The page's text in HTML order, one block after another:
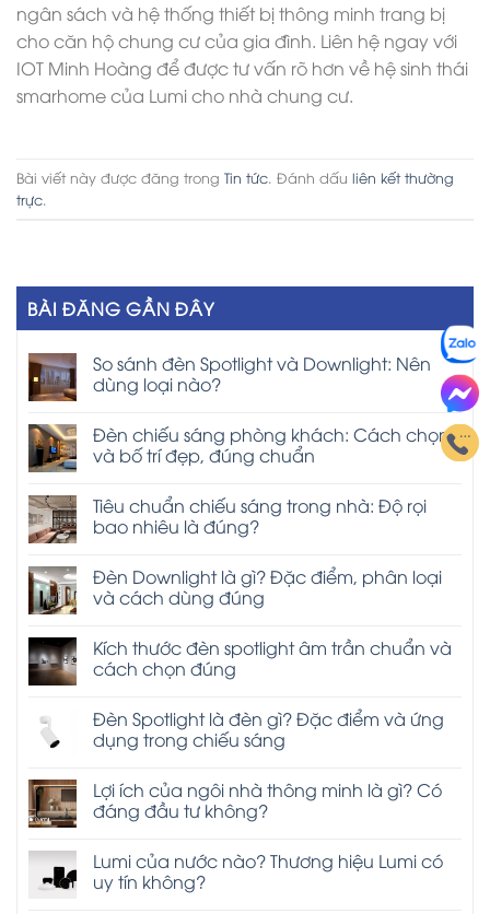
ngân sách và hệ thống thiết bị thông minh trang bị
cho căn hộ chung cư của gia đình. Liên hệ ngay với
IOT Minh Hoàng để được tư vấn rõ hơn về hệ sinh thái
smarhome của Lumi cho nhà chung cư.
Bài viết này được đăng trong Tin tức. Đánh dấu liên kết thường
trực.
BÀI ĐĂNG GẦN ĐÂY
So sánh đèn Spotlight và Downlight: Nên
dùng loại nào?
Đèn chiếu sáng phòng khách: Cách chọn
và bố trí đẹp, đúng chuẩn
Tiêu chuẩn chiếu sáng trong nhà: Độ rọi
bao nhiêu là đúng?
Đèn Downlight là gì? Đặc điểm, phân loại
và cách dùng đúng
Kích thước đèn spotlight âm trần chuẩn và
cách chọn đúng
Đèn Spotlight là đèn gì? Đặc điểm và ứng
dụng trong chiếu sáng
Lợi ích của ngôi nhà thông minh là gì? Có
đáng đầu tư không?
Lumi của nước nào? Thương hiệu Lumi có
uy tín không?